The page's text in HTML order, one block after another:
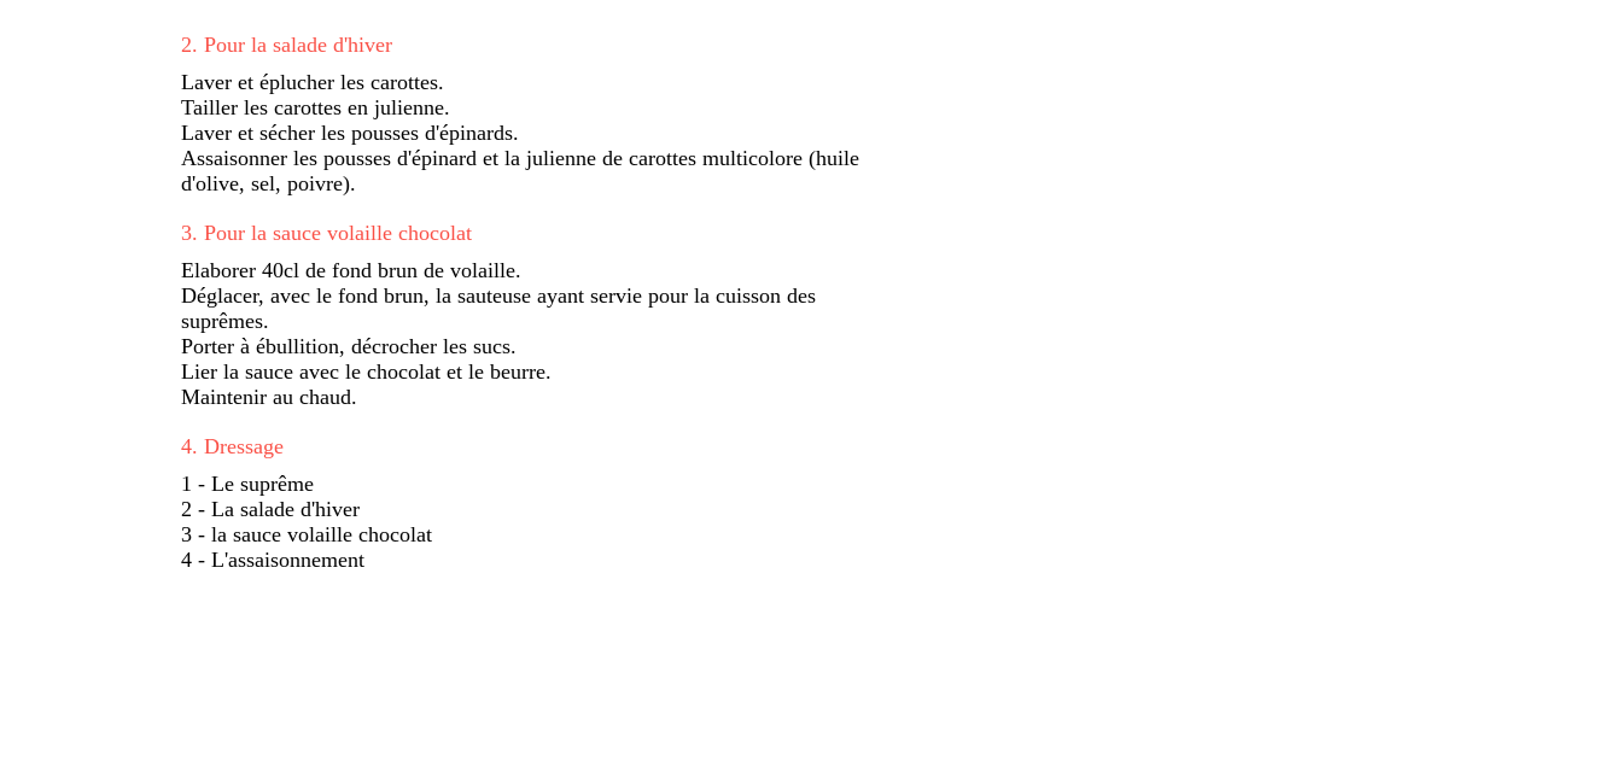
2. Pour la salade d'hiver
Laver et éplucher les carottes.
Tailler les carottes en julienne.
Laver et sécher les pousses d'épinards.
Assaisonner les pousses d'épinard et la julienne de carottes multicolore (huile
d'olive, sel, poivre).
3. Pour la sauce volaille chocolat
Elaborer 40cl de fond brun de volaille.
Déglacer, avec le fond brun, la sauteuse ayant servie pour la cuisson des
suprêmes.
Porter à ébullition, décrocher les sucs.
Lier la sauce avec le chocolat et le beurre.
Maintenir au chaud.
4. Dressage
1 - Le suprême
2 - La salade d'hiver
3 - la sauce volaille chocolat
4 - L'assaisonnement